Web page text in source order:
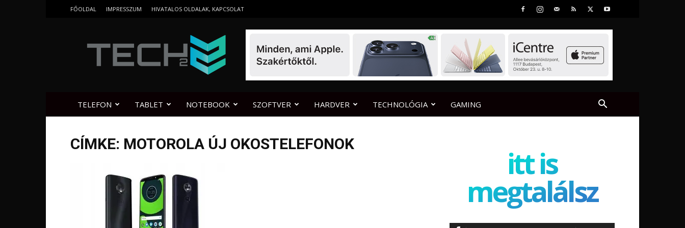
FŐOLDAL IMPRESSZUM HIVATALOS OLDALAK, KAPCSOLAT
TELEFON TABLET NOTEBOOK SZOFTVER HARDVER TECHNOLÓGIA GAMING
CÍMKE: MOTOROLA ÚJ OKOSTELEFONOK
itt is
megtalálsz